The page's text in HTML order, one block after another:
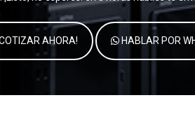
AHORA! HABLAR POR